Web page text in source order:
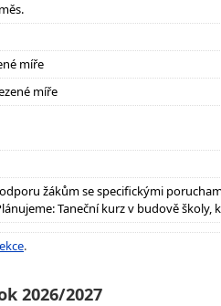
míře
míře
žákům se specifickými
Taneční kurz v budově školy,
.
2026/2027